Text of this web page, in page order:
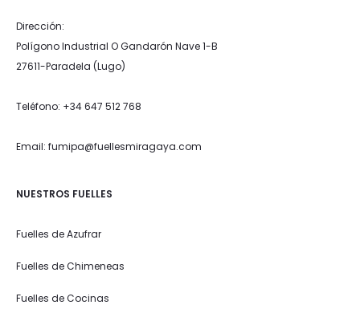
Dirección:
Polígono Industrial O Gandarón Nave 1-B
27611-Paradela (Lugo)
Teléfono: +34 647 512 768
Email: fumipa@fuellesmiragaya.com
NUESTROS FUELLES
Fuelles de Azufrar
Fuelles de Chimeneas
Fuelles de Cocinas